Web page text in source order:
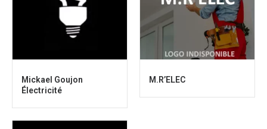
Mickael Goujon
Électricité
M.R’ELEC